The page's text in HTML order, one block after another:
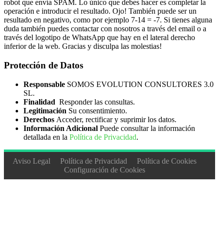
robot que envía SPAM. Lo único que debes hacer es completar la
operación e introducir el resultado. Ojo! También puede ser un
resultado en negativo, como por ejemplo 7-14 = -7. Si tienes alguna
duda también puedes contactar con nosotros a través del email o a
través del logotipo de WhatsApp que hay en el lateral derecho
inferior de la web. Gracias y disculpa las molestias!
Protección de Datos
Responsable SOMOS EVOLUTION CONSULTORES 3.0
SL.
Finalidad Responder las consultas.
Legitimación Su consentimiento.
Derechos Acceder, rectificar y suprimir los datos.
Información Adicional Puede consultar la información
detallada en la Política de Privacidad.
Aviso Legal Política de Privacidad
Política de Cookies
Configuración de Cookies